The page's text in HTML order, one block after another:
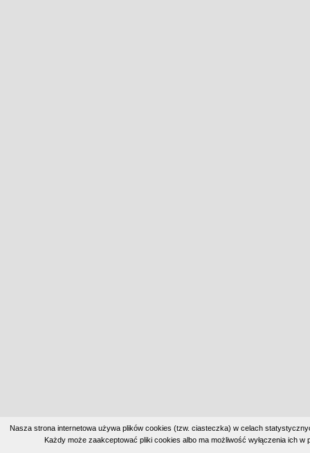
Nasza strona internetowa używa plików cookies (tzw. ciasteczka) w celach
Każdy może zaakceptować pliki cookies albo ma możliwość wyłączenia ich